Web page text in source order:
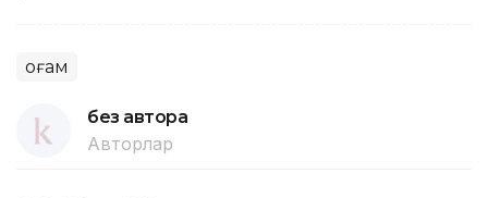
Қоғам
без автора
Авторлар